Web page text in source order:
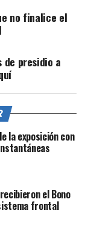
no finalice el
de presidio a
la exposición con
el Bono
frontal